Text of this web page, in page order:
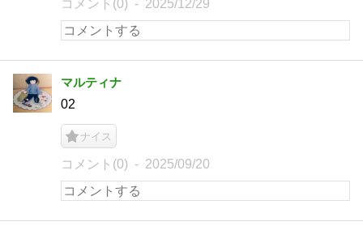
コメント(0) 2025/12/29
マルティナ
02
ナイス
コメント(0) 2025/09/20